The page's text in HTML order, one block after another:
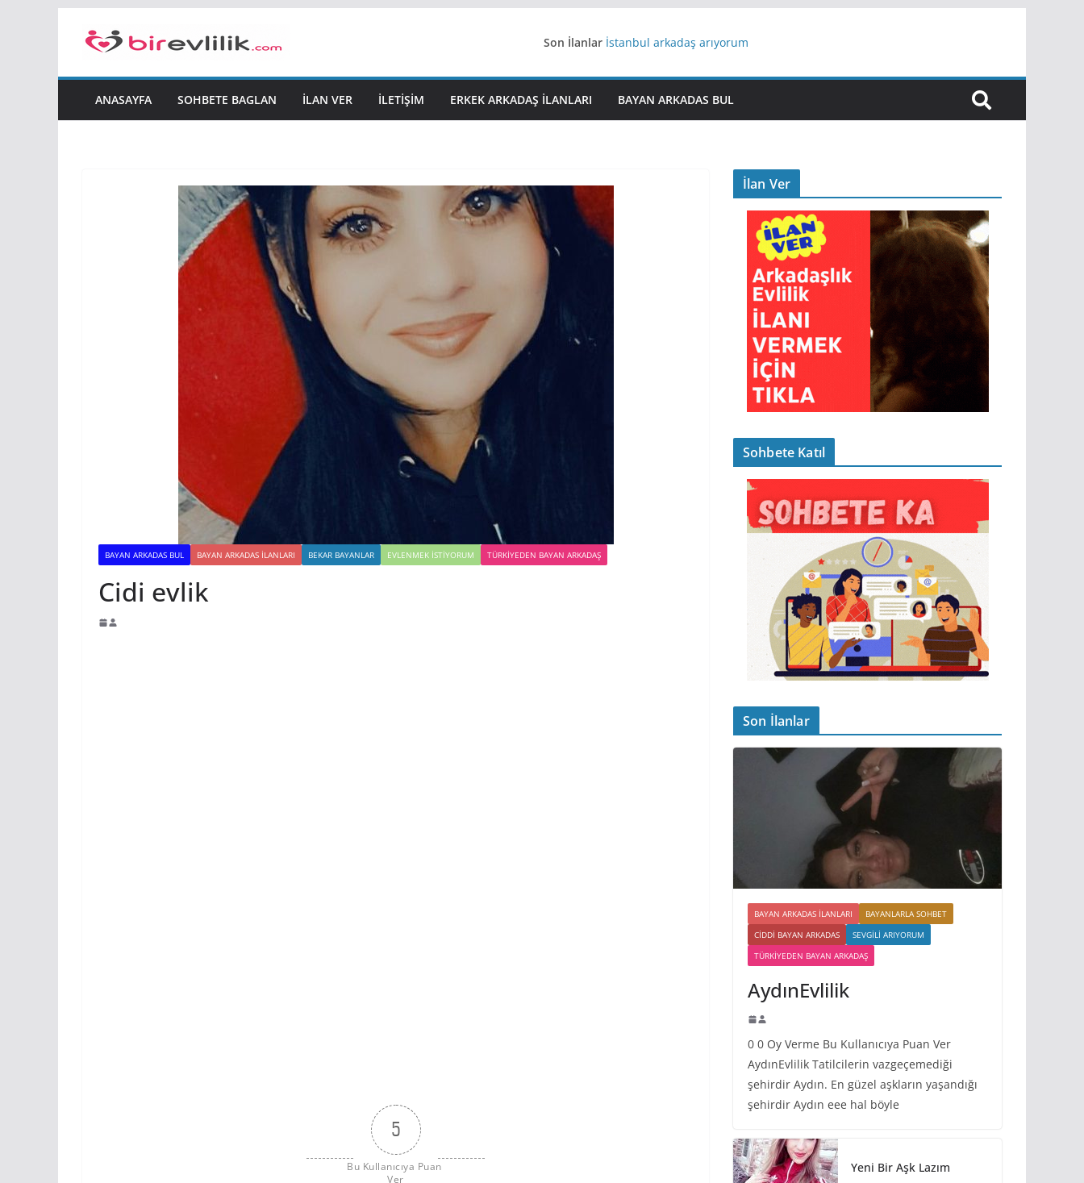
Son İlanlar İstanbul arkadaş arıyorum
Yeni Bir Aşk Lazım
iş arayanlara iş
ANASAYFA SOHBETE BAGLAN İLAN VER İLETIŞIM ERKEK ARKADAŞ ILANLARI BAYAN ARKADAS BUL
BAYAN ARKADAS BUL BAYAN ARKADAS ILANLARI BEKAR BAYANLAR EVLENMEK İSTIYORUM TÜRKIYEDEN BAYAN ARKADAŞ
Cidi evlik
5
Bu Kullanıcıya Puan
Ver
İlan Ver
Sohbete Katıl
Son İlanlar
BAYAN ARKADAS ILANLARI
BAYANLARLA SOHBET
CIDDI BAYAN ARKADAS
SEVGILI ARIYORUM
TÜRKIYEDEN BAYAN ARKADAŞ
AydınEvlilik
0 0 Oy Verme Bu Kullanıcıya Puan Ver
AydınEvlilik Tatilcilerin vazgeçemediği
şehirdir Aydın. En güzel aşkların yaşandığı
şehirdir Aydın eee hal böyle
Yeni Bir Aşk Lazım